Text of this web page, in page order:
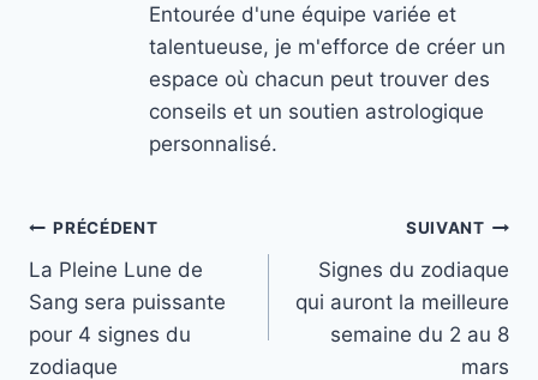
Entourée d'une équipe variée et
talentueuse, je m'efforce de créer un
espace où chacun peut trouver des
conseils et un soutien astrologique
personnalisé.
Navigation
de
l’article
PRÉCÉDENT
La Pleine Lune de
Sang sera puissante
pour 4 signes du
zodiaque
SUIVANT
Signes du zodiaque
qui auront la meilleure
semaine du 2 au 8
mars